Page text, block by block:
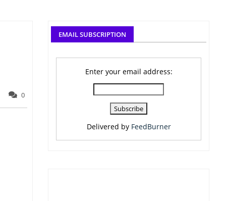
0
EMAIL SUBSCRIPTION
Enter your email address:
Delivered by FeedBurner